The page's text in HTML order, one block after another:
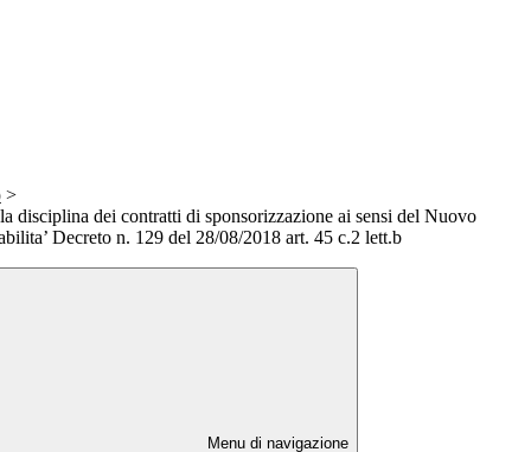
>
disciplina dei contratti di sponsorizzazione ai sensi del Nuovo
Decreto n. 129 del 28/08/2018 art. 45 c.2 lett.b
Menu di navigazione